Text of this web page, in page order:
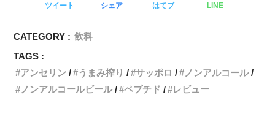
ツイート シェア はてブ LINE
CATEGORY : 飲料
TAGS :
アンセリン
うまみ搾り サッポロ
ノンアルコール
ノンアルコールビール
ペプチド レビュー